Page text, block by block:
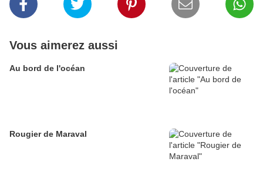
Vous aimerez aussi
Au bord de l'océan
Rougier de Maraval